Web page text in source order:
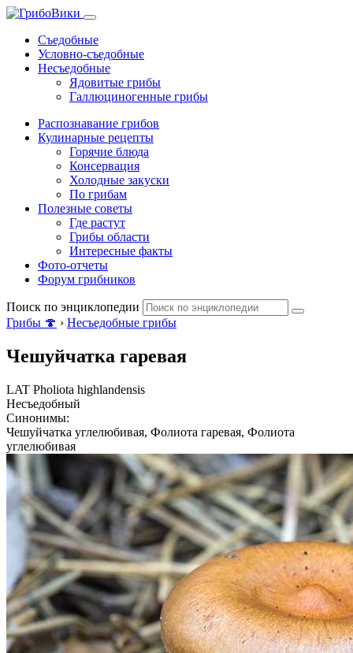
Съедобные
Условно-съедобные
Несъедобные
Ядовитые грибы
Галлюциногенные грибы
Распознавание грибов
Кулинарные рецепты
Горячие блюда
Консервация
Холодные закуски
По грибам
Полезные советы
Где растут
Грибы области
Интересные факты
Фото-отчеты
Форум грибников
Поиск по энциклопедии
Грибы 🍄 › Несъедобные грибы
Чешуйчатка гаревая
LAT Pholiota highlandensis
Несъедобный
Синонимы:
Чешуйчатка углелюбивая, Фолиота гаревая, Фолиота
углелюбивая